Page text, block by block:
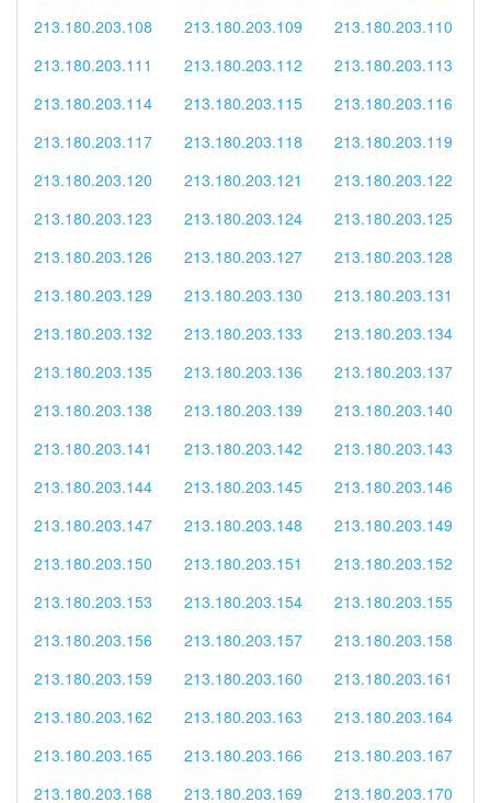
213.180.203.108
213.180.203.109
213.180.203.110
213.180.203.111
213.180.203.112
213.180.203.113
213.180.203.114
213.180.203.115
213.180.203.116
213.180.203.117
213.180.203.118
213.180.203.119
213.180.203.120
213.180.203.121
213.180.203.122
213.180.203.123
213.180.203.124
213.180.203.125
213.180.203.126
213.180.203.127
213.180.203.128
213.180.203.129
213.180.203.130
213.180.203.131
213.180.203.132
213.180.203.133
213.180.203.134
213.180.203.135
213.180.203.136
213.180.203.137
213.180.203.138
213.180.203.139
213.180.203.140
213.180.203.141
213.180.203.142
213.180.203.143
213.180.203.144
213.180.203.145
213.180.203.146
213.180.203.147
213.180.203.148
213.180.203.149
213.180.203.150
213.180.203.151
213.180.203.152
213.180.203.153
213.180.203.154
213.180.203.155
213.180.203.156
213.180.203.157
213.180.203.158
213.180.203.159
213.180.203.160
213.180.203.161
213.180.203.162
213.180.203.163
213.180.203.164
213.180.203.165
213.180.203.166
213.180.203.167
213.180.203.168
213.180.203.169
213.180.203.170